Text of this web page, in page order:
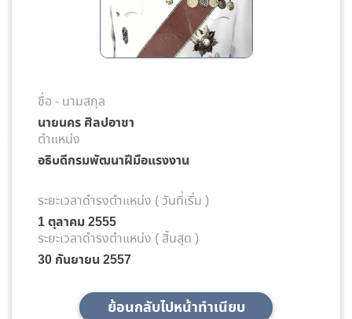
ชื่อ - นามสกุล
นายนคร ศิลปอาชา
ตำแหน่ง
อธิบดีกรมพัฒนาฝีมือแรงงาน
ระยะเวลาดำรงตำแหน่ง ( วันที่เริ่ม )
1 ตุลาคม 2555
ระยะเวลาดำรงตำแหน่ง ( สิ้นสุด )
30 กันยายน 2557
ย้อนกลับไปหน้าทำเนียบ